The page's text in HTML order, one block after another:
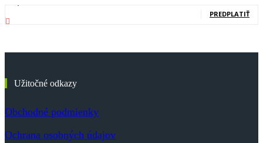
PREDPLATIŤ
Užitočné odkazy
Obchodné podmienky
Ochrana osobných údajov